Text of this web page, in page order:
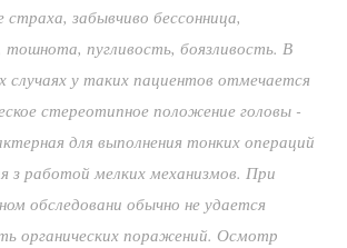
страха, забывчиво бессонница,
тошнота, пугливость, боязливость. В
случаях у таких пациентов отмечается
стереотипное положение головы -
для выполнения тонких операций
з работой мелких механизмов. При
обследовани обычно не удается
органических поражений. Осмотр